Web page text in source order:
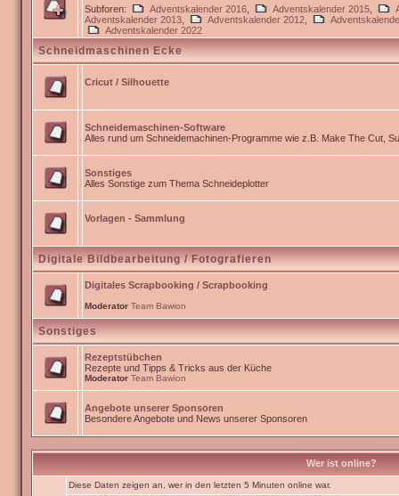
Subforen:
Adventskalender 2016 Adventskalender 2015
Adventskalender 2013
Adventskalender 2012
Adventskalender 2022
Schneidmaschinen Ecke
Cricut / Silhouette
Schneidemaschinen-Software
Alles rund um Schneidemachinen-Programme wie z.B. Make The Cut,
Sonstiges
Alles Sonstige zum Thema Schneideplotter
Vorlagen - Sammlung
Digitale Bildbearbeitung / Fotografieren
Digitales Scrapbooking / Scrapbooking
Moderator Team Bawion
Sonstiges
Rezeptstübchen
Rezepte und Tipps & Tricks aus der Küche
Moderator Team Bawion
Angebote unserer Sponsoren
Besondere Angebote und News unserer Sponsoren
Wer ist online?
Diese Daten zeigen an, wer in den letzten 5 Minuten online war.